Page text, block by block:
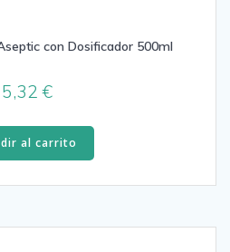
con Dosificador 500ml
5,32€
al carrito